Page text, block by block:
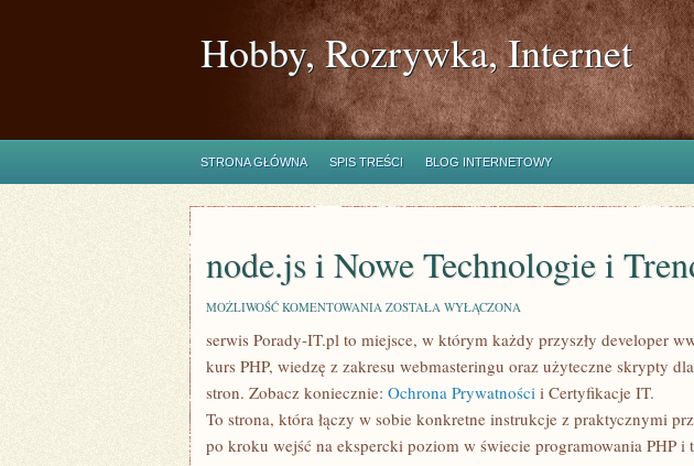
Hobby, Rozrywka, Internet
STRONA GŁÓWNA SPIS TREŚCI BLOG INTERNETOWY
node.js i Nowe Technologie i
MOŻLIWOŚĆ KOMENTOWANIA NODE.JS
NOWE
TECHNOLOGIE
I
TRENDY
ZOSTAŁA WYŁĄCZONA
serwis Porady-IT.pl to miejsce, w którym każdy przyszły developer
kurs PHP, wiedzę z zakresu webmasteringu oraz użyteczne skrypty
stron. Zobacz koniecznie: Ochrona Prywatności i Certyfikacje IT.
To strona, która łączy w sobie konkretne instrukcje z praktycznymi
po kroku wejść na ekspercki poziom w świecie programowania PHP i